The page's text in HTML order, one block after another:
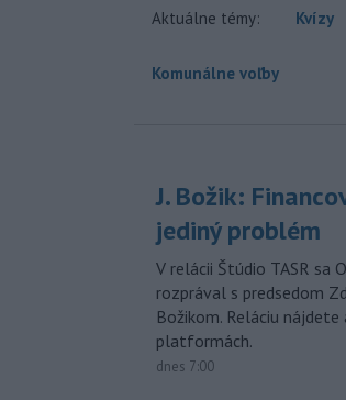
Aktuálne témy: Kvízy
Komunálne voľby
J. Božik:
jediný problém
V relácii Štúdio TASR sa
rozprával s predsedom
Božikom. Reláciu
platformách.
dnes 7:00